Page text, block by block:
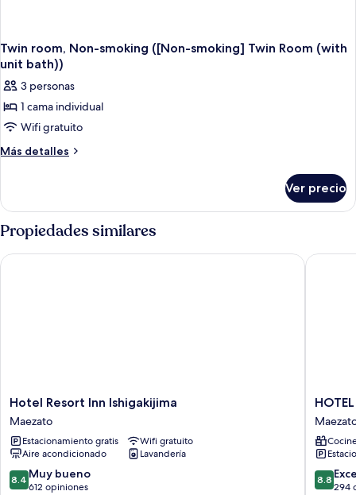
Twin room, Non-smoking ([Non-smoking] Twin Room (with
unit bath))
3 personas
1 cama individual
Wifi gratuito
Más detalles
Más
room,
Non-
smoking
([Non-
smoking]
Ver precio
Propiedades similares
Hotel
Resort
Inn
Ishigakijima
Maezato
Hotel Resort Inn Ishigakijima
Maezato
Estacionamiento gratis
Wifi gratuito
Aire acondicionado
Lavandería
8.4
de
8.4 Muy bueno
612 opiniones
Hotel Resort Inn Ishigakijima
HOTEL
2020
Maezato
8.8
de
8.8
294
HOTEL